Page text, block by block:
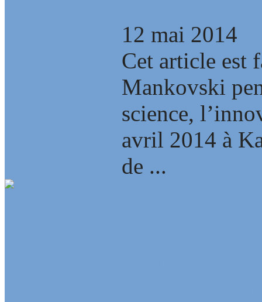
12 mai 2014
Cet article est
Mankovski
science,
avril 2014 à
de ...